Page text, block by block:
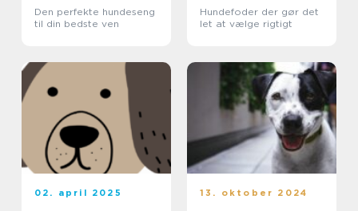
Den perfekte hundeseng
til din bedste ven
Hundefoder der gør det
let at vælge rigtigt
02. april 2025 13. oktober 2024